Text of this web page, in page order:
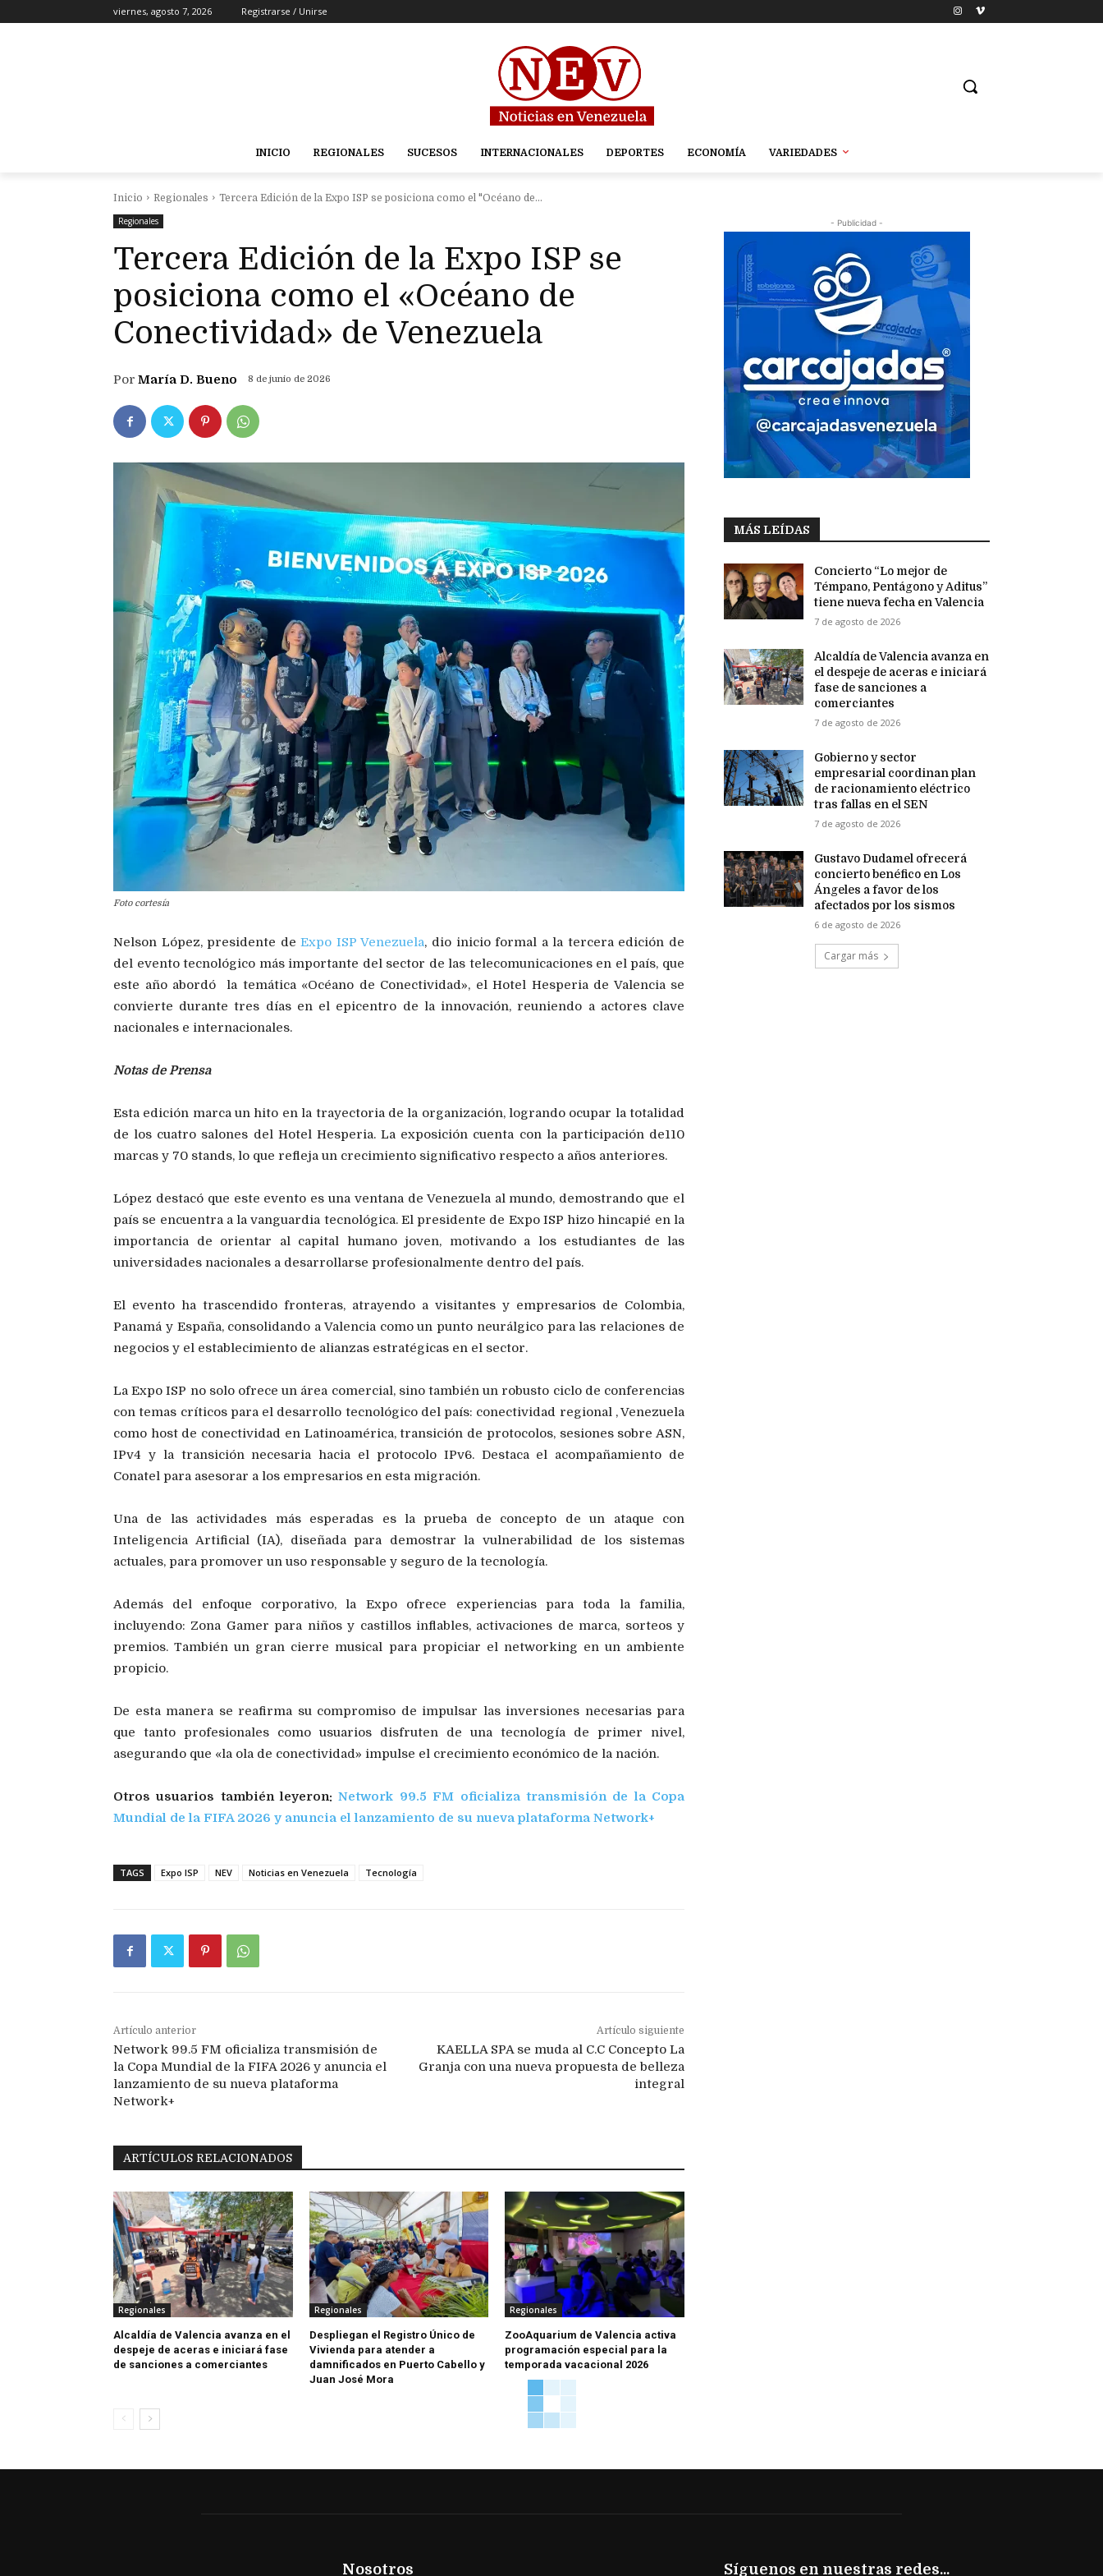
viernes, agosto 7, 2026 Registrarse / Unirse
INICIO REGIONALES SUCESOS INTERNACIONALES DEPORTES ECONOMÍA VARIEDADES
Inicio Regionales
Tercera Edición de la Expo ISP se posiciona como el "Océano de...
Regionales
Tercera Edición de la Expo ISP se
posiciona como el «Océano de
Conectividad» de Venezuela
Por María D. Bueno 8 de junio de 2026
Foto cortesía
Nelson López, presidente deExpo ISP Venezuela, dio inicio formal a la tercera edición de
del evento tecnológico más importante del sector de las telecomunicaciones en el país, que
este año abordó la temática «Océano de Conectividad», el Hotel Hesperia de Valencia se
convierte durante tres días en el epicentro de la innovación, reuniendo a actores clave
nacionales e internacionales.
Notas de Prensa
Esta edición marca un hito en la trayectoria de la organización, logrando ocupar la totalidad
de los cuatro salones del Hotel Hesperia. La exposición cuenta con la participación de110
marcas y 70 stands, lo que refleja un crecimiento significativo respecto a años anteriores.
López destacó que este evento es una ventana de Venezuela al mundo, demostrando que el
país se encuentra a la vanguardia tecnológica. El presidente de Expo ISP hizo hincapié en la
importancia de orientar al capital humano joven, motivando a los estudiantes de las
universidades nacionales a desarrollarse profesionalmente dentro del país.
El evento ha trascendido fronteras, atrayendo a visitantes y empresarios de Colombia,
Panamá y España, consolidando a Valencia como un punto neurálgico para las relaciones de
negocios y el establecimiento de alianzas estratégicas en el sector.
La Expo ISP no solo ofrece un área comercial, sino también un robusto ciclo de conferencias
con temas críticos para el desarrollo tecnológico del país: conectividad regional , Venezuela
como host de conectividad en Latinoamérica, transición de protocolos, sesiones sobre ASN,
IPv4 y la transición necesaria hacia el protocolo IPv6. Destaca el acompañamiento de
Conatel para asesorar a los empresarios en esta migración.
Una de las actividades más esperadas es la prueba de concepto de un ataque con
Inteligencia Artificial (IA), diseñada para demostrar la vulnerabilidad de los sistemas
actuales, para promover un uso responsable y seguro de la tecnología.
Además del enfoque corporativo, la Expo ofrece experiencias para toda la familia,
incluyendo: Zona Gamer para niños y castillos inflables, activaciones de marca, sorteos y
premios. También un gran cierre musical para propiciar el networking en un ambiente
propicio.
De esta manera se reafirma su compromiso de impulsar las inversiones necesarias para
que tanto profesionales como usuarios disfruten de una tecnología de primer nivel,
asegurando que «la ola de conectividad» impulse el crecimiento económico de la nación.
Otros usuarios también leyeron:Network 99.5 FM oficializa transmisión de la Copa
Mundial de la FIFA 2026 y anuncia el lanzamiento de su nueva plataforma Network+
TAGS Expo ISP NEV Noticias en Venezuela Tecnología
Artículo anterior
Network 99.5 FM oficializa transmisión de
la Copa Mundial de la FIFA 2026 y anuncia el
lanzamiento de su nueva plataforma
Network+
Artículo siguiente
KAELLA SPA se muda al C.C Concepto La
Granja con una nueva propuesta de belleza
integral
ARTÍCULOS RELACIONADOS
Regionales
Alcaldía de Valencia avanza en el
despeje de aceras e iniciará fase
de sanciones a comerciantes
Regionales
Despliegan el Registro Único de
Vivienda para atender a
damnificados en Puerto Cabello y
Juan José Mora
Regionales
ZooAquarium de Valencia activa
programación especial para la
temporada vacacional 2026
- Publicidad -
MÁS LEÍDAS
Concierto “Lo mejor de
Témpano, Pentágono y Aditus”
tiene nueva fecha en Valencia
7 de agosto de 2026
Alcaldía de Valencia avanza en
el despeje de aceras e iniciará
fase de sanciones a
comerciantes
7 de agosto de 2026
Gobierno y sector
empresarial coordinan plan
de racionamiento eléctrico
tras fallas en el SEN
7 de agosto de 2026
Gustavo Dudamel ofrecerá
concierto benéfico en Los
Ángeles a favor de los
afectados por los sismos
6 de agosto de 2026
Cargar más
Nosotros Síguenos en nuestras redes...